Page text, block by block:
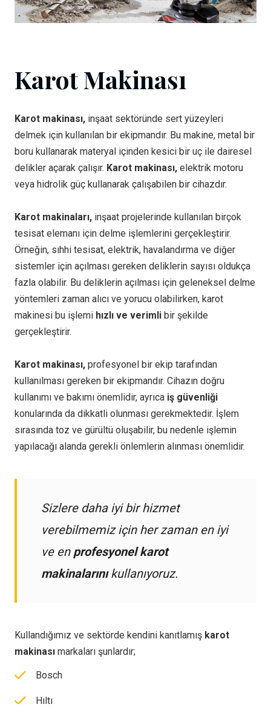
Karot Makinası
Karot makinası, inşaat sektöründe sert yüzeyleri
delmek için kullanılan bir ekipmandır. Bu makine, metal bir
boru kullanarak materyal içinden kesici bir uç ile dairesel
delikler açarak çalışır. Karot makinası, elektrik motoru
veya hidrolik güç kullanarak çalışabilen bir cihazdır.
Karot makinaları, inşaat projelerinde kullanılan birçok
tesisat elemanı için delme işlemlerini gerçekleştirir.
Örneğin, sıhhi tesisat, elektrik, havalandırma ve diğer
sistemler için açılması gereken deliklerin sayısı oldukça
fazla olabilir. Bu deliklerin açılması için geleneksel delme
yöntemleri zaman alıcı ve yorucu olabilirken, karot
makinesi bu işlemi hızlı ve verimli bir şekilde
gerçekleştirir.
Karot makinası, profesyonel bir ekip tarafından
kullanılması gereken bir ekipmandır. Cihazın doğru
kullanımı ve bakımı önemlidir, ayrıca iş güvenliği
konularında da dikkatli olunması gerekmektedir. İşlem
sırasında toz ve gürültü oluşabilir, bu nedenle işlemin
yapılacağı alanda gerekli önlemlerin alınması önemlidir.
Sizlere daha iyi bir hizmet
verebilmemiz için her zaman en iyi
ve en profesyonel karot
makinalarınıkullanıyoruz.
Kullandığımız ve sektörde kendini kanıtlamış karot
makinası markaları şunlardır;
Bosch
Hıltı